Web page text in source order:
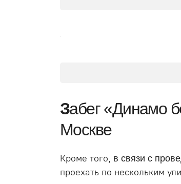
Забег «Динамо
Москве
Кроме того, в связи с
проехать по нескольким